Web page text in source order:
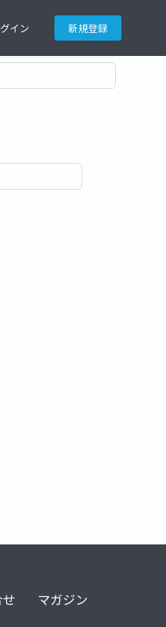
イン 新規登録
マガジン